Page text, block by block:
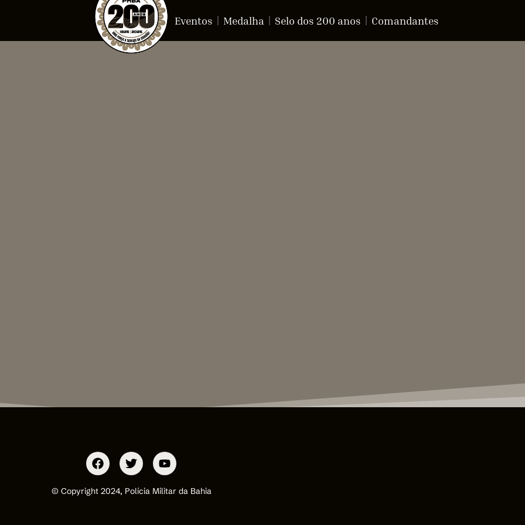
Eventos Medalha Selo dos 200 anos Comandantes
© Copyright 2024, Polícia Militar da Bahia